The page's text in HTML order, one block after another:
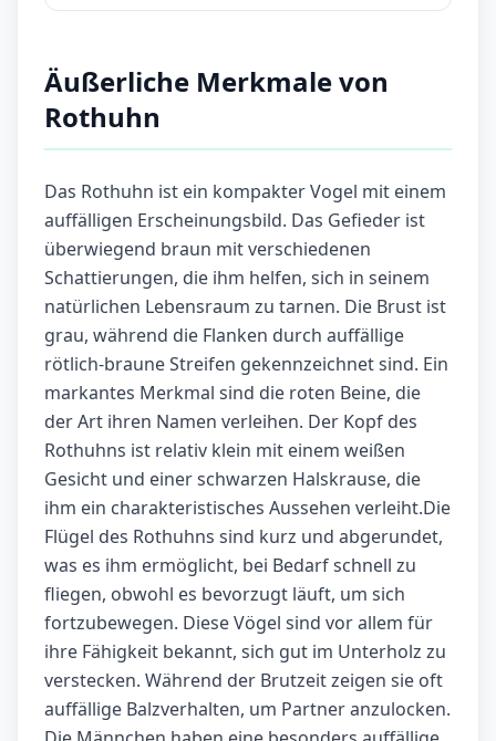
Äußerliche Merkmale von
Rothuhn
Das Rothuhn ist ein kompakter Vogel mit einem
auffälligen Erscheinungsbild. Das Gefieder ist
überwiegend braun mit verschiedenen
Schattierungen, die ihm helfen, sich in seinem
natürlichen Lebensraum zu tarnen. Die Brust ist
grau, während die Flanken durch auffällige
rötlich-braune Streifen gekennzeichnet sind. Ein
markantes Merkmal sind die roten Beine, die
der Art ihren Namen verleihen. Der Kopf des
Rothuhns ist relativ klein mit einem weißen
Gesicht und einer schwarzen Halskrause, die
ihm ein charakteristisches Aussehen verleiht.Die
Flügel des Rothuhns sind kurz und abgerundet,
was es ihm ermöglicht, bei Bedarf schnell zu
fliegen, obwohl es bevorzugt läuft, um sich
fortzubewegen. Diese Vögel sind vor allem für
ihre Fähigkeit bekannt, sich gut im Unterholz zu
verstecken. Während der Brutzeit zeigen sie oft
auffällige Balzverhalten, um Partner anzulocken.